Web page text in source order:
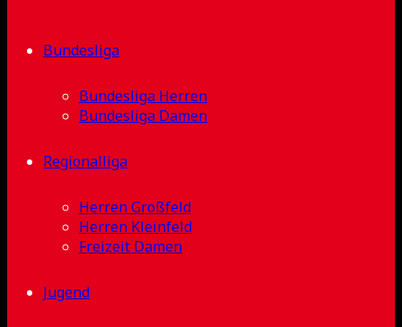
Bundesliga
Bundesliga Herren
Bundesliga Damen
Regionalliga
Herren Großfeld
Herren Kleinfeld
Freizeit Damen
Jugend